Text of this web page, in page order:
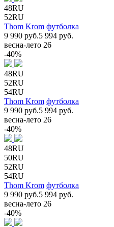
48RU
52RU
Thom Krom футболка
9 990 руб.5 994 руб.
весна-лето 26
-40%
48RU
52RU
54RU
Thom Krom футболка
9 990 руб.5 994 руб.
весна-лето 26
-40%
48RU
50RU
52RU
54RU
Thom Krom футболка
9 990 руб.5 994 руб.
весна-лето 26
-40%